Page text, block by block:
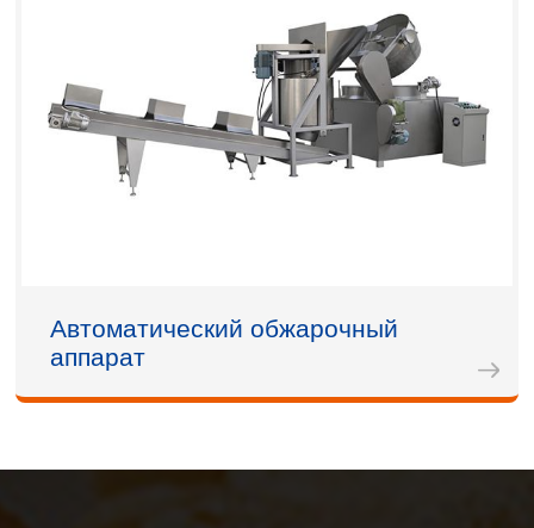
Автоматический обжарочный
аппарат